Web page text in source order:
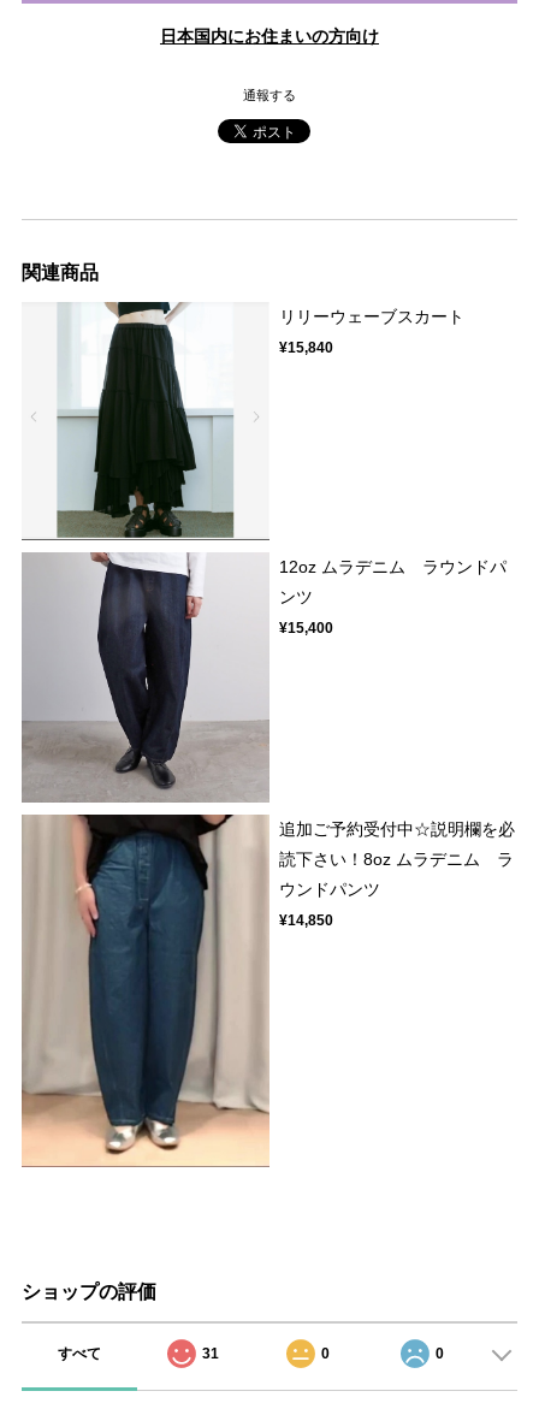
日本国内にお住まいの方向け
通報する
関連商品
リリーウェーブスカート
¥15,840
12oz ムラデニム ラウンドパ
ンツ
¥15,400
追加ご予約受付中☆説明欄を必
読下さい！8oz ムラデニム ラ
ウンドパンツ
¥14,850
ショップの評価
すべて 31 0 0